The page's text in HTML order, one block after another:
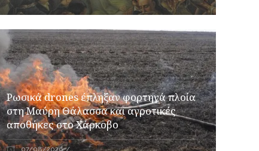
Ρωσικά drones έπληξαν φορτηγά πλοία
στη Μαύρη Θάλασσα και αγροτικές
αποθήκες στο Χάρκοβο